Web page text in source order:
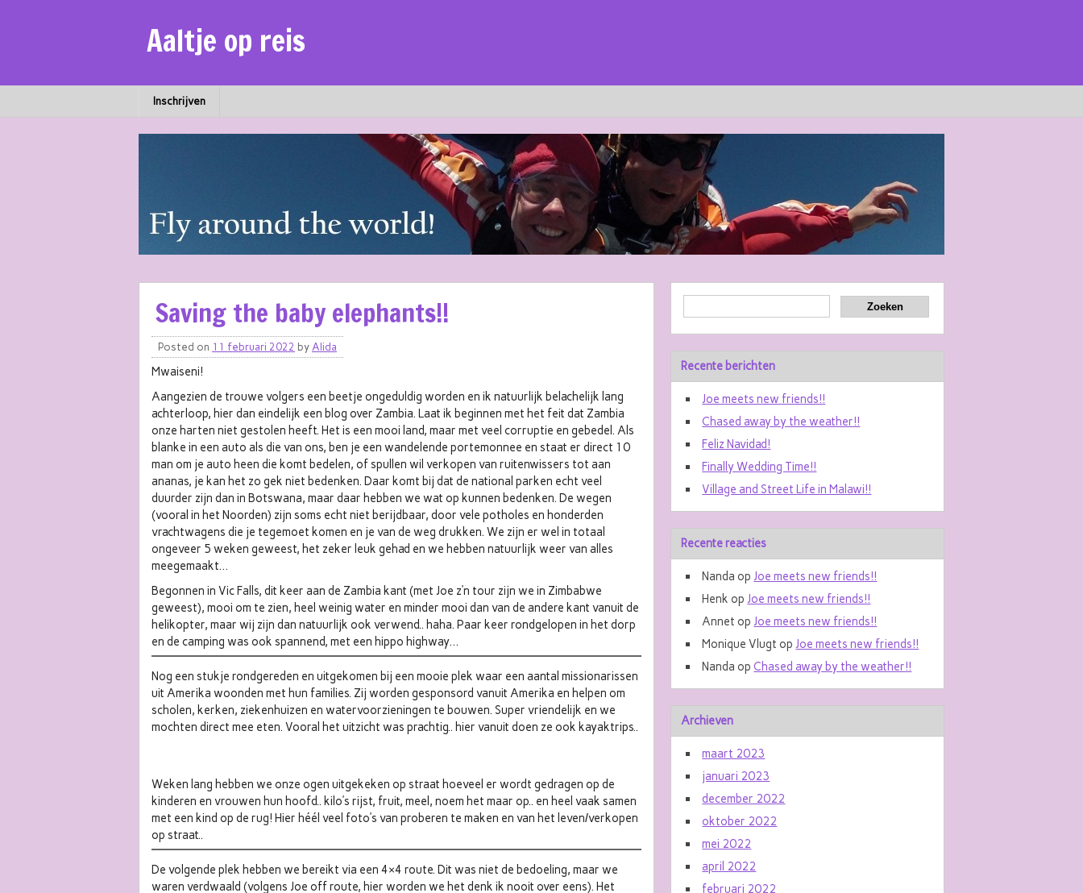
Aaltje op reis
Inschrijven
Saving the baby elephants!!
Posted on 11 februari 2022 by Alida
Mwaiseni!
Aangezien de trouwe volgers een beetje ongeduldig worden en ik natuurlijk belachelijk lang
achterloop, hier dan eindelijk een blog over Zambia. Laat ik beginnen met het feit dat Zambia
onze harten niet gestolen heeft. Het is een mooi land, maar met veel corruptie en gebedel. Als
blanke in een auto als die van ons, ben je een wandelende portemonnee en staat er direct 10
man om je auto heen die komt bedelen, of spullen wil verkopen van ruitenwissers tot aan
ananas, je kan het zo gek niet bedenken. Daar komt bij dat de national parken echt veel
duurder zijn dan in Botswana, maar daar hebben we wat op kunnen bedenken. De wegen
(vooral in het Noorden) zijn soms echt niet berijdbaar, door vele potholes en honderden
vrachtwagens die je tegemoet komen en je van de weg drukken. We zijn er wel in totaal
ongeveer 5 weken geweest, het zeker leuk gehad en we hebben natuurlijk weer van alles
meegemaakt…
Begonnen in Vic Falls, dit keer aan de Zambia kant (met Joe z’n tour zijn we in Zimbabwe
geweest), mooi om te zien, heel weinig water en minder mooi dan van de andere kant vanuit de
helikopter, maar wij zijn dan natuurlijk ook verwend.. haha. Paar keer rondgelopen in het dorp
en de camping was ook spannend, met een hippo highway…
Nog een stukje rondgereden en uitgekomen bij een mooie plek waar een aantal missionarissen
uit Amerika woonden met hun families. Zij worden gesponsord vanuit Amerika en helpen om
scholen, kerken, ziekenhuizen en watervoorzieningen te bouwen. Super vriendelijk en we
mochten direct mee eten. Vooral het uitzicht was prachtig.. hier vanuit doen ze ook kayaktrips..
Weken lang hebben we onze ogen uitgekeken op straat hoeveel er wordt gedragen op de
kinderen en vrouwen hun hoofd.. kilo’s rijst, fruit, meel, noem het maar op.. en heel vaak samen
met een kind op de rug! Hier héél veel foto’s van proberen te maken en van het leven/verkopen
op straat..
De volgende plek hebben we bereikt via een 4×4 route. Dit was niet de bedoeling, maar we
waren verdwaald (volgens Joe off route, hier worden we het denk ik nooit over eens). Het
Recente berichten
Joe meets new friends!!
Chased away by the weather!!
Feliz Navidad!
Finally Wedding Time!!
Village and Street Life in Malawi!!
Recente reacties
Nanda opJoe meets new friends!!
Henk opJoe meets new friends!!
Annet opJoe meets new friends!!
Monique Vlugt opJoe meets new friends!!
Nanda opChased away by the weather!!
Archieven
maart 2023
januari 2023
december 2022
oktober 2022
mei 2022
april 2022
februari 2022